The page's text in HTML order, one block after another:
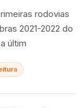
rodovias
2021-2022 do
últim